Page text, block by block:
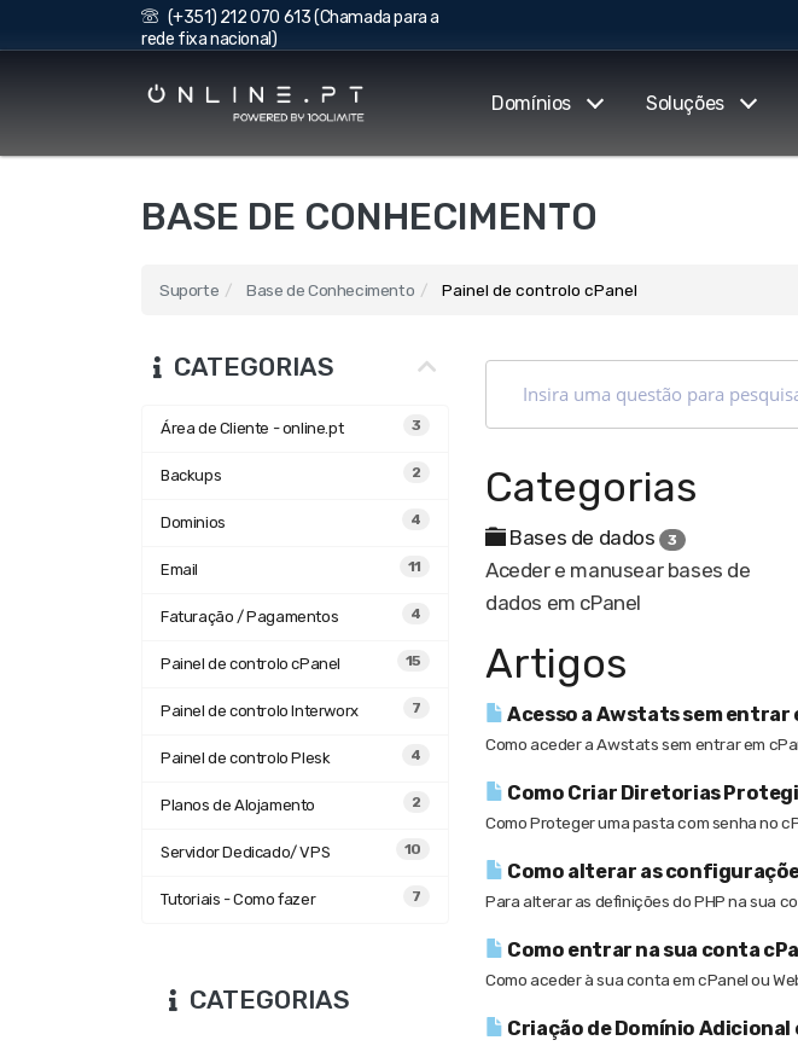
(+351) 212 070 613 (Chamada para a
rede fixa nacional)
Domínios Soluções
BASE DE CONHECIMENTO
Suporte Base de Conhecimento Painel de controlo cPanel
CATEGORIAS
3
Área de Cliente - online.pt
2
Backups
4
Dominios
11
Email
4
Faturação / Pagamentos
15
Painel de controlo cPanel
7
Painel de controlo Interworx
4
Painel de controlo Plesk
2
Planos de Alojamento
10
Servidor Dedicado/ VPS
7
Tutoriais - Como fazer
CATEGORIAS
Categorias
Bases de dados 3
Aceder e manusear bases de
dados em cPanel
Artigos
Acesso a Awstats sem entrar
Como aceder a Awstats sem entrar em
Como Criar Diretorias
Como Proteger uma pasta com senha no
Como alterar as
Para alterar as definições do PHP na sua
Como entrar na sua conta
Como aceder à sua conta em cPanel ou
Criação de Domínio Adicional